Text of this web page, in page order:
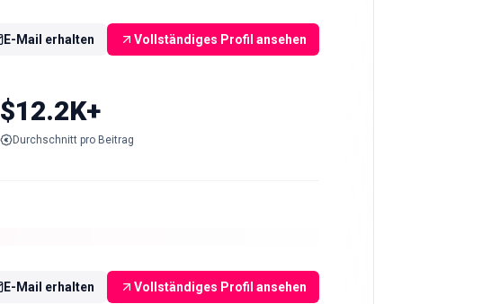
E-Mail erhalten Vollständiges Profil ansehen
$12.2K+
Durchschnitt pro Beitrag
E-Mail erhalten Vollständiges Profil ansehen